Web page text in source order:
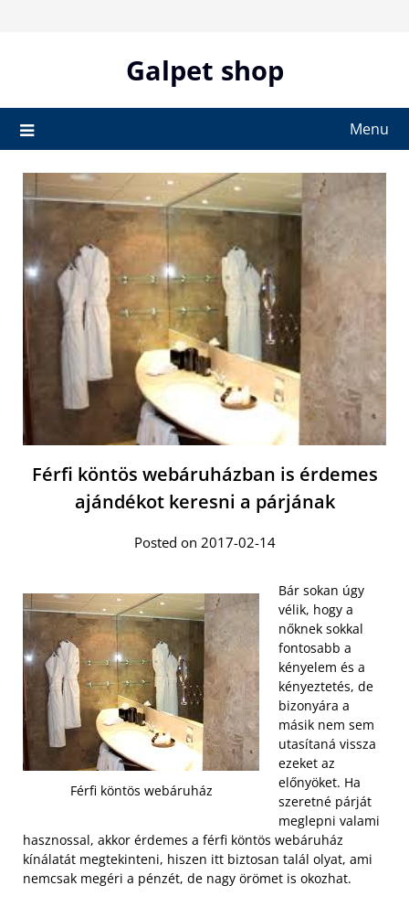
Galpet shop
Menu
Férfi köntös webáruházban is érdemes
ajándékot keresni a párjának
Posted on 2017-02-14
Férfi köntös webáruház
Bár sokan úgy
vélik, hogy a
nőknek sokkal
fontosabb a
kényelem és a
kényeztetés, de
bizonyára a
másik nem sem
utasítaná vissza
ezeket az
előnyöket. Ha
szeretné párját
meglepni valami
hasznossal, akkor érdemes a férfi köntös webáruház
kínálatát megtekinteni, hiszen itt biztosan talál olyat, ami
nemcsak megéri a pénzét, de nagy örömet is okozhat.